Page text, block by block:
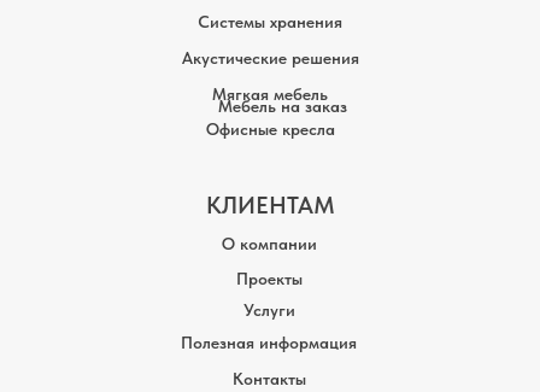
КЛИЕНТАМ
Системы хранения
Акустические решения
Мягкая мебель
Мебель на заказ
Офисные кресла
О компании
Услуги
Проекты
Полезная информация
Контакты